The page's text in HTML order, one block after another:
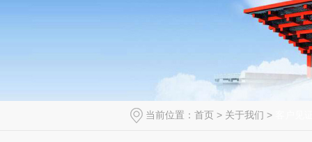
当前位置： 首页 > 关于我们 >